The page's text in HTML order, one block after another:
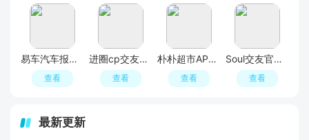
易车汽车报价APP官方正版
查看
进圈cp交友软件手机版
查看
朴朴超市APP最新版本
查看
Soul交友官方APP最新版
查看
最新更新